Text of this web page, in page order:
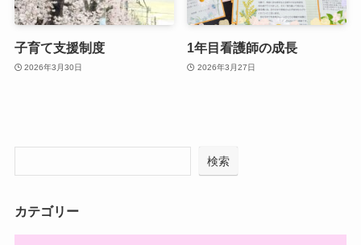
子育て支援制度
2026年3月30日
1年目看護師の成長
2026年3月27日
検索
カテゴリー